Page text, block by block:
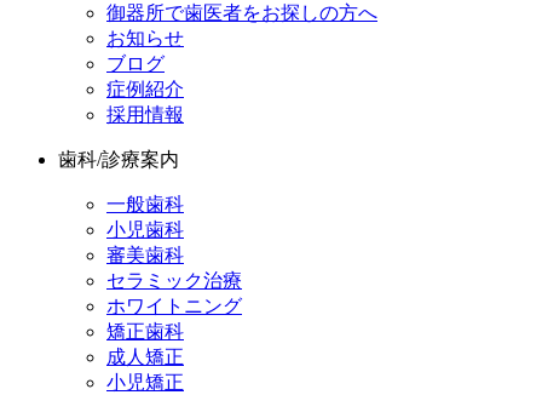
御器所で歯医者をお探しの方へ
お知らせ
ブログ
症例紹介
採用情報
歯科/診療案内
一般歯科
小児歯科
審美歯科
セラミック治療
ホワイトニング
矯正歯科
成人矯正
小児矯正